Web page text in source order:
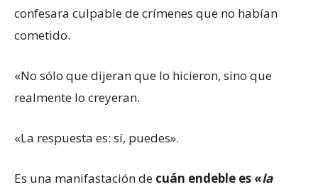
confesara culpable de crímenes que no habían
cometido.
«No sólo que dijeran que lo hicieron, sino que
realmente lo creyeran.
«La respuesta es: sí, puedes».
Es una manifastación de cuán endeble es «la